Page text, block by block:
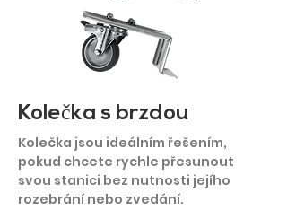
Kolečka s brzdou
Kolečka jsou ideálním řešením,
pokud chcete rychle přesunout
svou stanici bez nutnosti jejího
rozebrání nebo zvedání.